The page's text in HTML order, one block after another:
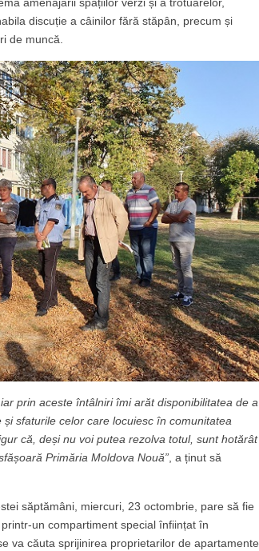
discuție a câinilor fără stăpân, precum și
de muncă.
prin aceste întâlniri îmi arăt disponibilitatea de a
sfaturile celor care locuiesc în comunitatea
că, deși nu voi putea rezolva totul, sunt hotărât
Primăria Moldova Nouă” , a ținut să
săptămâni, miercuri, 23 octombrie, pare să fie
un compartiment special înființat în
va căuta sprijinirea proprietarilor de apartamente